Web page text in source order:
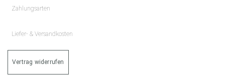
Zahlungsarten
Liefer- & Versandkosten
Vertrag widerrufen